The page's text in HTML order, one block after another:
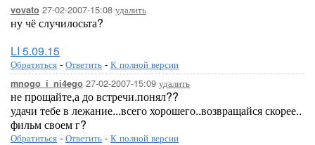
vovato 27-02-2007-15:08 удалить
ну чё случилосьта?
LI 5.09.15
Обратиться - Ответить - К полной версии
mnogo_i_ni4ego 27-02-2007-15:09 удалить
не прощайте,а до встречи.понял??
удачи тебе в лежание...всего хорошего..возвращайся скорее..
фильм своем г?
Обратиться - Ответить - К полной версии